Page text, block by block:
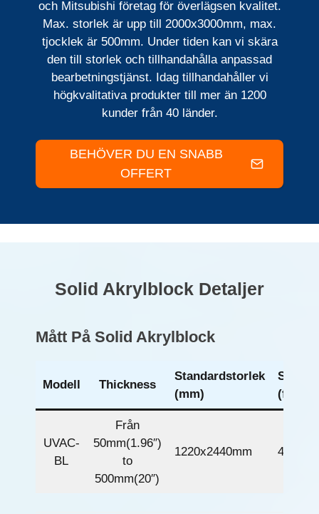
och Mitsubishi företag för överlägsen kvalitet.
Max. storlek är upp till 2000x3000mm, max.
tjocklek är 500mm. Under tiden kan vi skära
den till storlek och tillhandahålla anpassad
bearbetningstjänst. Idag tillhandahåller vi
högkvalitativa produkter till mer än 1200
kunder från 40 länder.
BEHÖVER DU EN SNABB
OFFERT
Solid Akrylblock Detaljer
Mått På Solid Akrylblock
Modell Thickness
Standardstorlek
(mm)
(ft)
UVAC-
BL
Från
50mm(1.96″)
to
500mm(20″)
1220x2440mm 4x8ft